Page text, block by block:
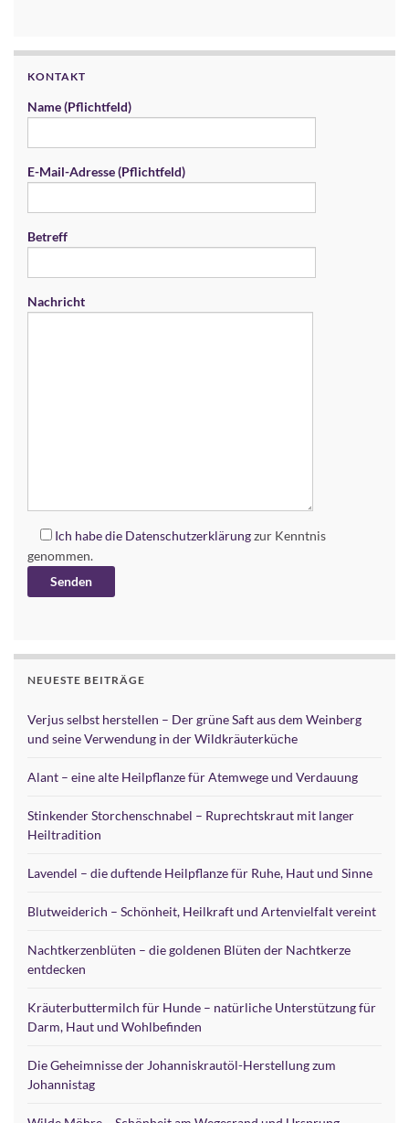
KONTAKT
Name (Pflichtfeld)
E-Mail-Adresse (Pflichtfeld)
Betreff
Nachricht
Ich habe die Datenschutzerklärungzur Kenntnis
genommen.
NEUESTE BEITRÄGE
Verjus selbst herstellen – Der grüne Saft aus dem Weinberg
und seine Verwendung in der Wildkräuterküche
Alant – eine alte Heilpflanze für Atemwege und Verdauung
Stinkender Storchenschnabel – Ruprechtskraut mit langer
Heiltradition
Lavendel – die duftende Heilpflanze für Ruhe, Haut und Sinne
Blutweiderich – Schönheit, Heilkraft und Artenvielfalt vereint
Nachtkerzenblüten – die goldenen Blüten der Nachtkerze
entdecken
Kräuterbuttermilch für Hunde – natürliche Unterstützung für
Darm, Haut und Wohlbefinden
Die Geheimnisse der Johanniskrautöl-Herstellung zum
Johannistag